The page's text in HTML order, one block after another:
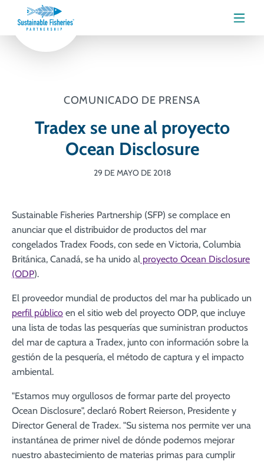
Menú
COMUNICADO DE PRENSA
Tradex se une al proyecto
Ocean Disclosure
29 DE MAYO DE 2018
Sustainable Fisheries Partnership (SFP) se complace en
anunciar que el distribuidor de productos del mar
congelados Tradex Foods, con sede en Victoria, Columbia
Británica, Canadá, se ha unido al proyecto Ocean Disclosure
(ODP).
El proveedor mundial de productos del mar ha publicado un
perfil público en el sitio web del proyecto ODP, que incluye
una lista de todas las pesquerías que suministran productos
del mar de captura a Tradex, junto con información sobre la
gestión de la pesquería, el método de captura y el impacto
ambiental.
"Estamos muy orgullosos de formar parte del proyecto
Ocean Disclosure", declaró Robert Reierson, Presidente y
Director General de Tradex. "Su sistema nos permite ver una
instantánea de primer nivel de dónde podemos mejorar
nuestro abastecimiento de materias primas para cumplir